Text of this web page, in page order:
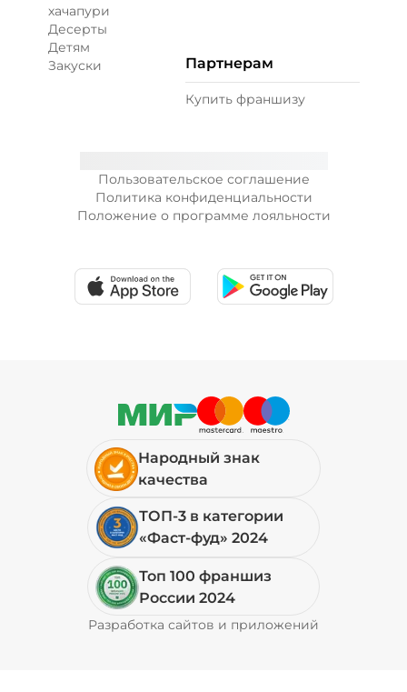
Пользовательское соглашение
Политика конфиденциальности
Положение о программе лояльности
хачапури
Десерты
Детям
Закуски
Партнерам
Купить франшизу
Народный знак
качества
ТОП-3 в категории
«Фаст-фуд» 2024
Топ 100 франшиз
России 2024
Разработка сайтов и приложений
Pyrobyte